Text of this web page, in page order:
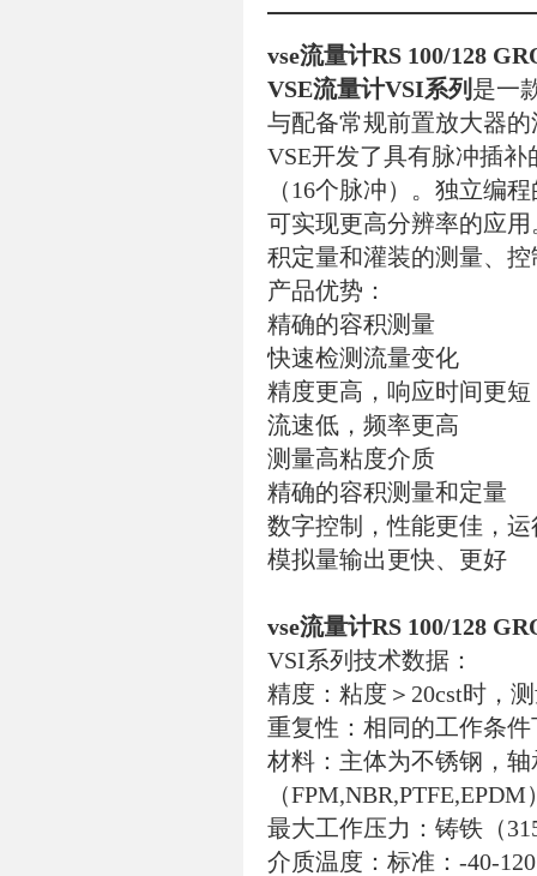
vse流量计RS 100/128
VSE流量计VSI系列 是一
与配备常规前置放大器
VSE开发了具有脉冲插
（16个脉冲）。独立编
可实现更高分辨率的应
积定量和灌装的测量、
产品优势：
精确的容积测量
快速检测流量变化
精度更高，响应时间更短
流速低，频率更高
测量高粘度介质
精确的容积测量和定量
数字控制，性能更佳，
模拟量输出更快、更好
vse流量计RS 100/128
VSI系列技术数据：
精度：粘度＞20cst时，
重复性：相同的工作条件
材料：主体为不锈钢，
（FPM,NBR,PTFE,EPDM
最大工作压力：铸铁（
介质温度：标准：-40-